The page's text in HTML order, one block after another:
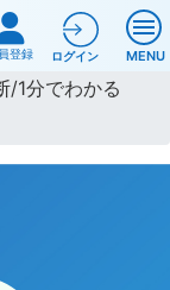
MENU
登録 ログイン
/1分でわかる